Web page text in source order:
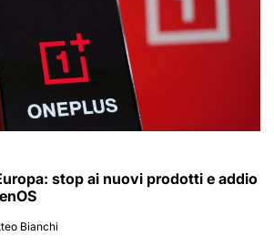
stop ai nuovi prodotti e addio
Bianchi